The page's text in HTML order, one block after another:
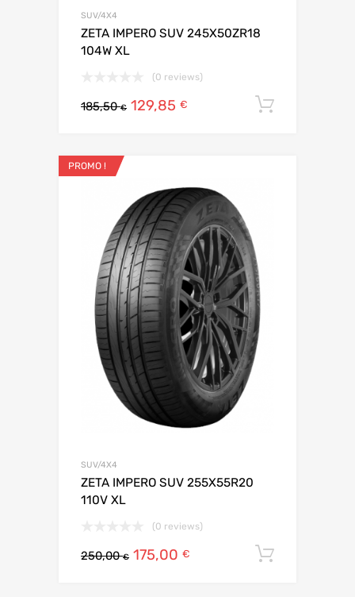
SUV/4X4
ZETA IMPERO SUV 245X50ZR18
104W XL
(0 reviews)
185,50€ 129,85 €
PROMO !
SUV/4X4
ZETA IMPERO SUV 255X55R20
110V XL
(0 reviews)
250,00€ 175,00 €